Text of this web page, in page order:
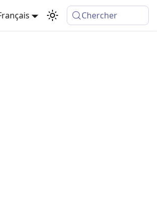
Chercher